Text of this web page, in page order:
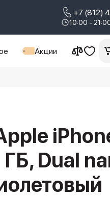
+7 (812)
10:00 -
Акции
Dual